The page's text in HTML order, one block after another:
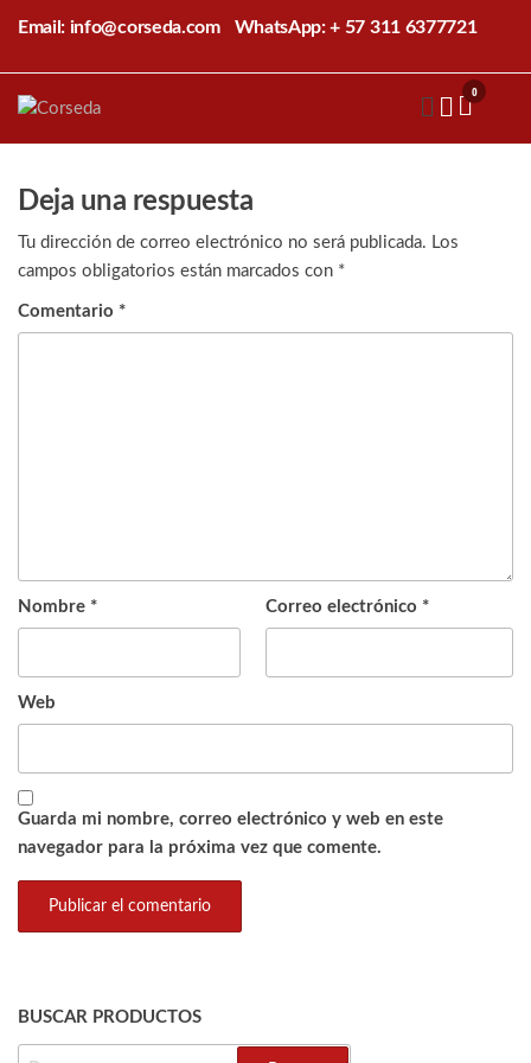
contenido
Email: info@corseda.com WhatsApp: + 57 311 6377721
sericultura
0
Deja una respuesta
Tu dirección de correo electrónico no será publicada. Los
campos obligatorios están marcados con *
Comentario *
Nombre * Correo electrónico *
Web
Guarda mi nombre, correo electrónico y web en este
navegador para la próxima vez que comente.
BUSCAR PRODUCTOS
BUSCAR: